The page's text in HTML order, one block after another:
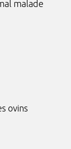
malade
ovins